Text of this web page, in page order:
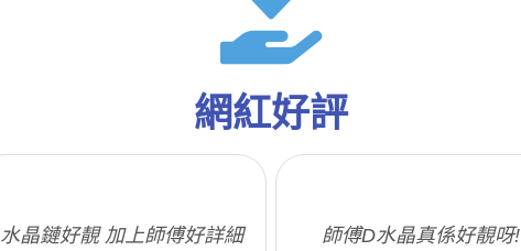
網紅好評
水晶鏈好靚 加上師傅好詳細
師傅D水晶真係好靚呀!